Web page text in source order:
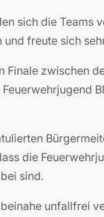
sich die Teams
und freute sich
Finale zwischen
die
sind.
unfallfrei